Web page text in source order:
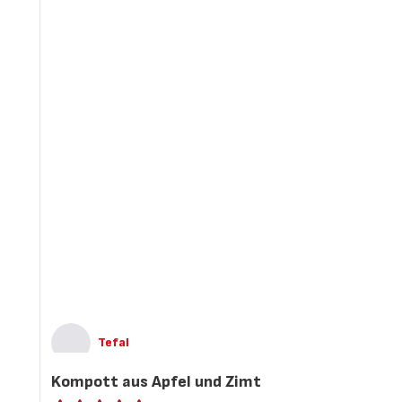
Tefal
Kompott aus Apfel und Zimt